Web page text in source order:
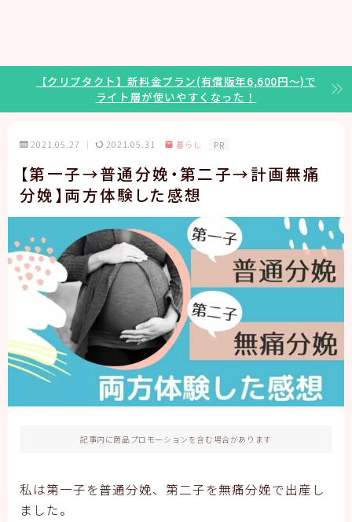
【クリプタクト】新料金プラン(有償版年6,600円～)で
ライト層が使いやすくなった！
2021.05.27 2021.05.31 暮らし PR
【第一子→普通分娩・第二子→計画無痛
分娩】両方体験した感想
記事内に商品プロモーションを含む場合があります
私は第一子を普通分娩、第二子を無痛分娩で出産し
ました。